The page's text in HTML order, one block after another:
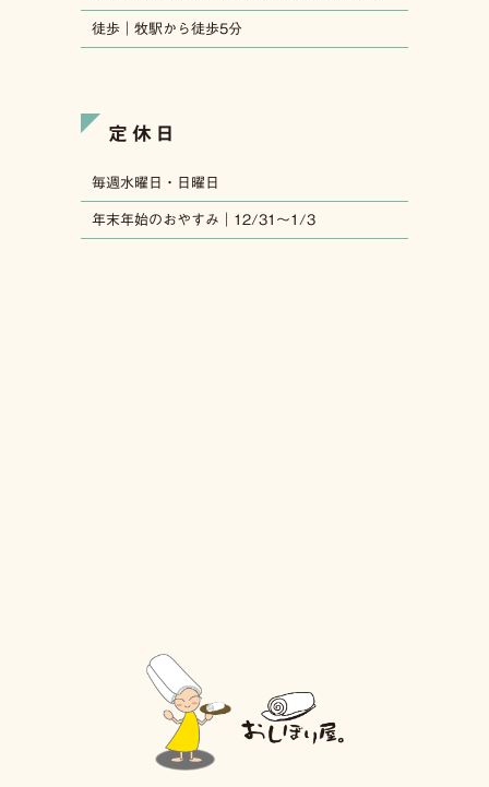
徒歩｜牧駅から徒歩5分
定休日
毎週水曜日・日曜日
年末年始のおやすみ｜12/31〜1/3